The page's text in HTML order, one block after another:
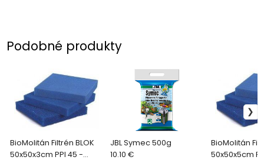
Podobné produkty
BioMolitán Filtrén BLOK
50x50x3cm PPI 45 -
JBL Symec 500g
10.10 €
BioMolitán
50x50x5cm